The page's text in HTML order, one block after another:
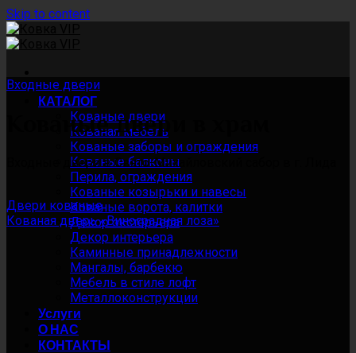
Skip to content
КАТАЛОГ
Кованые двери
Кованая мебель
Кованые заборы и ограждения
Кованые балконы
Перила, ограждения
Кованые козырьки и навесы
Кованые ворота, калитки
Декор экстерьера
Декор интерьера
Каминные принадлежности
Мангалы, барбекю
Мебель в стиле лофт
Металлоконструкции
Услуги
О НАС
КОНТАКТЫ
Входные двери
Кованые двери в храм
Входные двери в Свято-Михайловский сабор в г. Лида
Двери кованые
Кованая дверь «Виноградная лоза»